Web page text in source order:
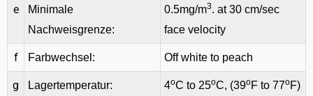
e
Minimale
Nachweisgrenze:
0.5mg/m3. at 30 cm/sec
face velocity
f Farbwechsel: Off white to peach
g Lagertemperatur: 4oC to 25oC, (39oF to 77oF)